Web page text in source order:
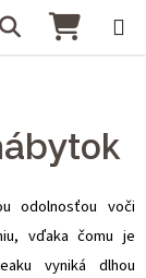
Hľadať
odolnosťou voči
vďaka čomu je
vyniká dlhou